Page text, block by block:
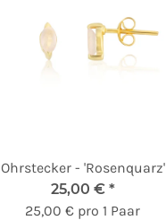
Ohrstecker - 'Rosenquarz'
25,00 € *
25,00 € pro 1 Paar